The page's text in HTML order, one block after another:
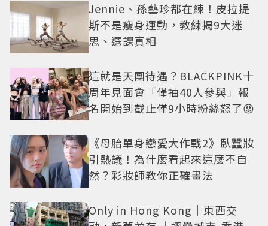
Jennie、孫藝珍都在練！皮拉提
斯不是瘦身運動，教練揭9大迷
思、選課真相
這就是天團待遇？BLACKPINK十
周年見面會「僅抽40人參與」報
名開始到截止僅9小時粉絲怒了😡
《母胎單身戀愛大作戰2》臥蠶妝
引熱議！為什麼看起來這麼不自
然？彩妝師教你正確畫法
Only in Hong Kong｜東西交